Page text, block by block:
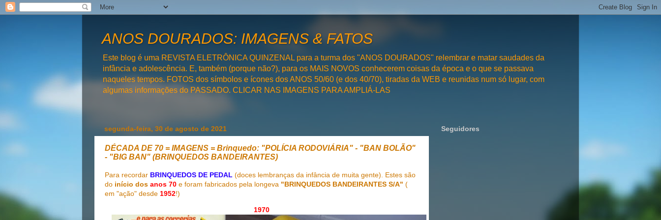
ANOS DOURADOS: IMAGENS & FATOS
Este blog é uma REVISTA ELETRÔNICA QUINZENAL para a turma dos "ANOS DOURADOS" relembrar e matar saudades da
infância e adolescência. E, também (porque não?), para os MAIS NOVOS conhecerem coisas da época e o que se passava
naqueles tempos. FOTOS dos símbolos e ícones dos ANOS 50/60 (e dos 40/70), tiradas da WEB e reunidas num só lugar, com
algumas informações do PASSADO. CLICAR NAS IMAGENS PARA AMPLIÁ-LAS
segunda-feira, 30 de agosto de 2021
DÉCADA DE 70 = IMAGENS = Brinquedo: "POLÍCIA RODOVIÁRIA" - "BAN BOLÃO"
- "BIG BAN" (BRINQUEDOS BANDEIRANTES)
Para recordar BRINQUEDOS DE PEDAL (doces lembranças da infância de muita gente). Estes são
do início dos anos 70 e foram fabricados pela longeva "BRINQUEDOS BANDEIRANTES S/A" (
em "ação" desde 1952!)
1970
Seguidores